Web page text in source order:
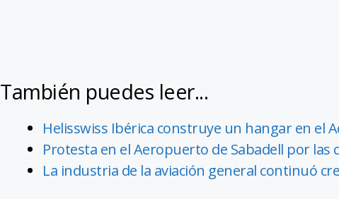
También puedes leer...
Helisswiss Ibérica construye un hangar en el
Protesta en el Aeropuerto de Sabadell por las
La industria de la aviación general continuó